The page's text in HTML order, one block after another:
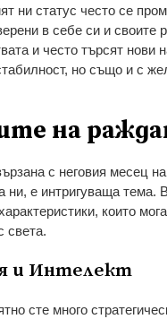
ни статус често се
в себе си и своите
и често търсят нови
но също и с
на
с неговия месец
ни, е интригуваща тема.
които
света.
и Интелект
сте много